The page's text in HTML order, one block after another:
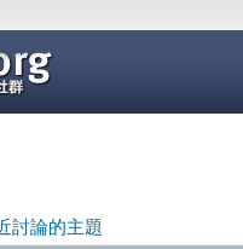
討論的主題